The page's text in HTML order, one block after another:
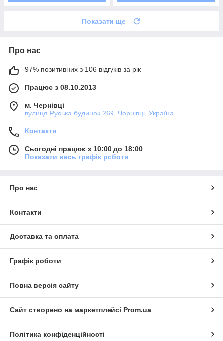
Показати ще
Про нас
97% позитивних з 106 відгуків за рік
Працює з 08.10.2013
м. Чернівці
вулиця Руська будинок 269, Чернівці, Україна
Контакти
Сьогодні працює з 10:00 до 18:00
Показати весь графік роботи
Про нас
Контакти
Доставка та оплата
Графік роботи
Повна версія сайту
Сайт створено на маркетплейсі Prom.ua
Політика конфіденційності